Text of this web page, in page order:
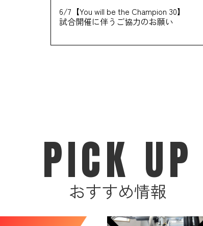
6/7【You will be the Champion 30】
試合開催に伴うご協力のお願い
PICK UP
おすすめ情報